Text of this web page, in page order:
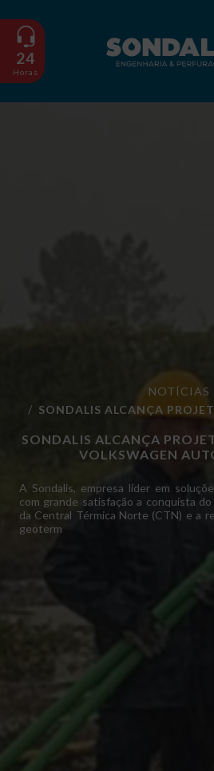
24
Horas
NOTÍCIAS
SONDALIS ALCANÇA
SONDALIS ALCANÇA
VOLKSWAGEN
A Sondalis, empresa líder em
com grande satisfação a conquista
da Central Térmica Norte (CTN) e a
geoterm